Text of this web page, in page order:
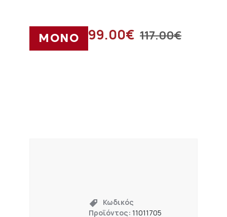
ΜΟΝΟ 117.00€
99.00€
Κωδικός
Προϊόντος:11011705